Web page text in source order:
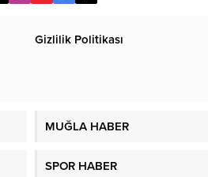
Gizlilik Politikası
MUĞLA HABER
SPOR HABER